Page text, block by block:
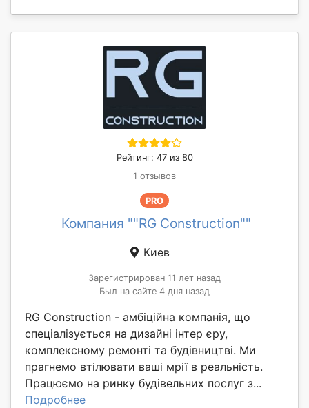
Рейтинг: 47 из 80
1 отзывов
PRO
Компания ""RG Construction""
Киев
Зарегистрирован 11 лет назад
Был на сайте 4 дня назад
RG Construction - амбіційна компанія, що
спеціалізується на дизайні інтер єру,
комплексному ремонті та будівництві. Ми
прагнемо втілювати ваші мрії в реальність.
Працюємо на ринку будівельних послуг з...
Подробнее